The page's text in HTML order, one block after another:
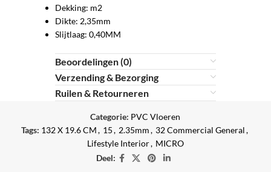
Dekking: m2
Dikte: 2,35mm
Slijtlaag: 0,40MM
Beoordelingen (0)
Verzending & Bezorging
Ruilen & Retourneren
Categorie: PVC Vloeren
Tags: 132 X 19.6 CM , 15 , 2.35mm , 32 Commercial General ,
Lifestyle Interior, MICRO
Deel: